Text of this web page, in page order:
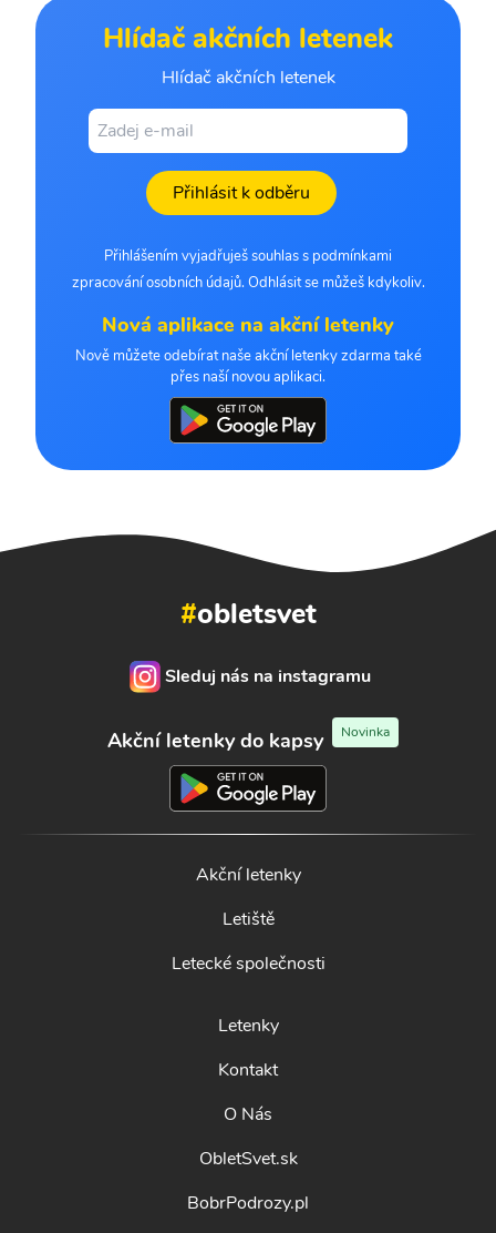
Hlídač akčních letenek
Hlídač akčních letenek
Přihlásit k odběru
Přihlášením vyjadřuješ souhlas s podmínkami
zpracování osobních údajů. Odhlásit se můžeš kdykoliv.
Nová aplikace na akční letenky
Nově můžete odebírat naše akční letenky zdarma také
přes naší novou aplikaci.
#obletsvet
Sleduj nás na instagramu
Akční letenky do kapsy Novinka
Akční letenky
Letiště
Letecké společnosti
Letenky
Kontakt
O Nás
ObletSvet.sk
BobrPodrozy.pl